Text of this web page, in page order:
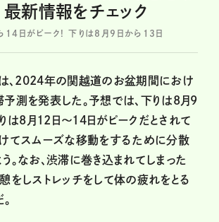
新情報をチェック
14日がピーク! 下りは8月9日から13日
、2024年の関越道のお盆期間におけ
測を発表した。予想では、下りは8月9
は8月12日〜14日がピークだとされて
てスムーズな移動をするために分散
。なお、渋滞に巻き込まれてしまった
をしストレッチをして体の疲れをとる